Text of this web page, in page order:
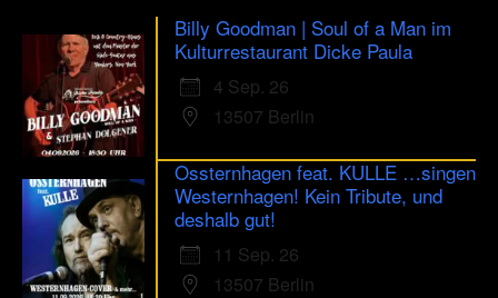
Billy Goodman | Soul of a Man im
Kulturrestaurant Dicke Paula
4 Sep. 26
13507 Berlin
Ossternhagen feat. KULLE …singen
Westernhagen! Kein Tribute, und
deshalb gut!
11 Sep. 26
13507 Berlin